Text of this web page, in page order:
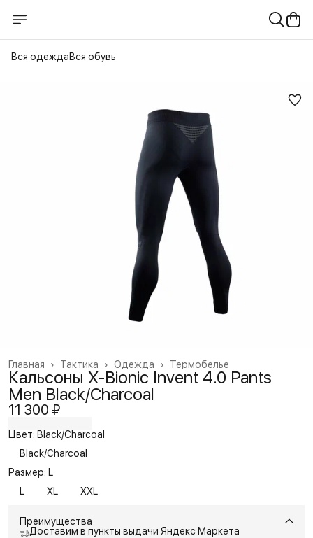
Вся одеждаВся обувь
Термобелье
Одежда ›
Тактика ›
Главная ›
Кальсоны X-Bionic Invent 4.0 Pants
Men Black/Charcoal
11 300 ₽
Цвет: Black/Charcoal
Black/Charcoal
Размер: L
L
XL XXL
Преимущества
Доставим в пункты выдачи Яндекс Маркета